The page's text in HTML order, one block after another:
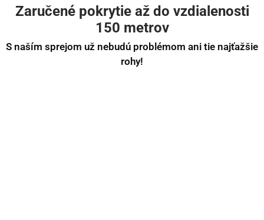
Zaručené pokrytie až do vzdialenosti
150 metrov
S naším sprejom už nebudú problémom ani tie najťažšie
rohy!